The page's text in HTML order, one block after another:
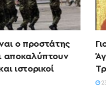
ο προστάτης
αποκαλύπτουν
ιστορικοί